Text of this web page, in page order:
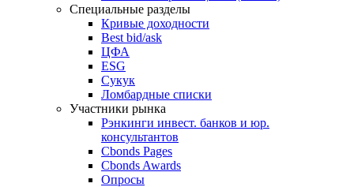
Специальные разделы
Кривые доходности
Best bid/ask
ЦФА
ESG
Сукук
Ломбардные списки
Участники рынка
Рэнкинги инвест. банков и юр.
консультантов
Cbonds Pages
Cbonds Awards
Опросы